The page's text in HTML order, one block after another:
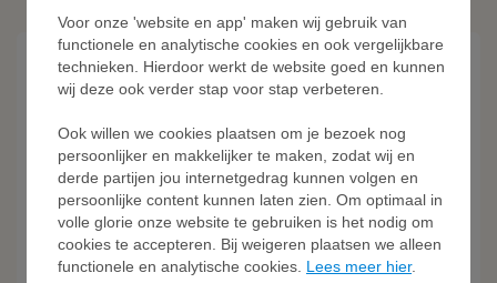
Voor onze 'website en app' maken wij gebruik van
functionele en analytische cookies en ook vergelijkbare
technieken. Hierdoor werkt de website goed en kunnen
wij deze ook verder stap voor stap verbeteren.
Ook willen we cookies plaatsen om je bezoek nog
persoonlijker en makkelijker te maken, zodat wij en
derde partijen jou internetgedrag kunnen volgen en
persoonlijke content kunnen laten zien. Om optimaal in
volle glorie onze website te gebruiken is het nodig om
cookies te accepteren. Bij weigeren plaatsen we alleen
functionele en analytische cookies. Lees meer hier.